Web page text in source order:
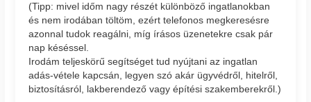
(Tipp: mivel időm nagy részét különböző ingatlanokban
és nem irodában töltöm, ezért telefonos megkeresésre
azonnal tudok reagálni, míg írásos üzenetekre csak pár
nap késéssel.
Irodám teljeskörű segítséget tud nyújtani az ingatlan
adás-vétele kapcsán, legyen szó akár ügyvédről, hitelről,
biztosításról, lakberendező vagy építési szakemberekről.)